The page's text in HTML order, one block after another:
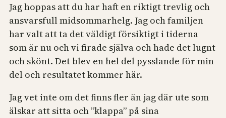
Jag hoppas att du har haft en riktigt trevlig och
ansvarsfull midsommarhelg. Jag och familjen
har valt att ta det väldigt försiktigt i tiderna
som är nu och vi firade själva och hade det lugnt
och skönt. Det blev en hel del pysslande för min
del och resultatet kommer här.
Jag vet inte om det finns fler än jag där ute som
älskar att sitta och ”klappa” på sina